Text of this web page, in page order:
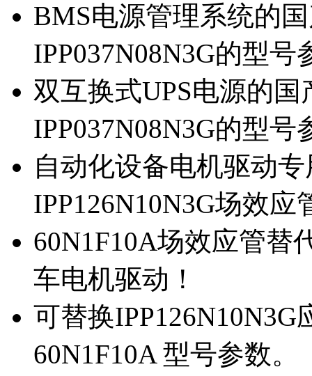
BMS电源管理系统的
IPP037N08N3G的型号
双互换式UPS电源的
IPP037N08N3G的型号
自动化设备电机驱动
IPP126N10N3G场效应
60N1F10A场效应管替
车电机驱动！
可替换
60N1F10A 型号参数。